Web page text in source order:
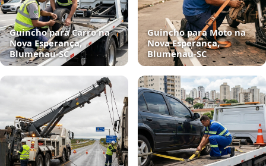
Guincho para Carro na
Nova Esperança,
Blumenau‑SC
Guincho para Moto na
Nova Esperança,
Blumenau‑SC